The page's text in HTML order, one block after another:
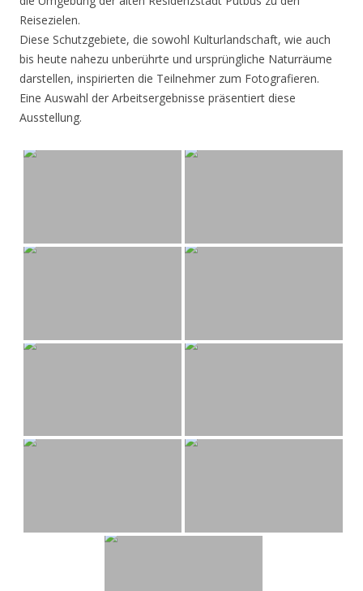
Reisezielen.
Diese Schutzgebiete, die sowohl Kulturlandschaft, wie auch
bis heute nahezu unberührte und ursprüngliche Naturräume
darstellen, inspirierten die Teilnehmer zum Fotografieren.
Eine Auswahl der Arbeitsergebnisse präsentiert diese
Ausstellung.